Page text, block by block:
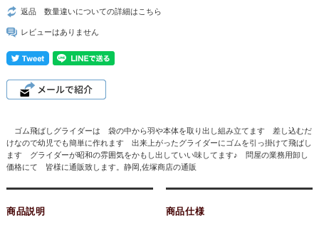
返品 数量違いについての詳細はこちら
レビューはありません
ゴム飛ばしグライダーは 袋の中から羽や本体を取り出し組み立てます 差し込むだ
けなので幼児でも簡単に作れます 出来上がったグライダーにゴムを引っ掛けて飛ばし
ます グライダーが昭和の雰囲気をかもし出していい味してます♪ 問屋の業務用卸し
価格にて 皆様に通販致します。静岡,佐塚商店の通販
商品説明 商品仕様